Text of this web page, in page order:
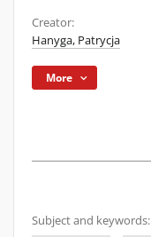
Creator:
Hanyga, Patrycja
More
Subject and keywords: